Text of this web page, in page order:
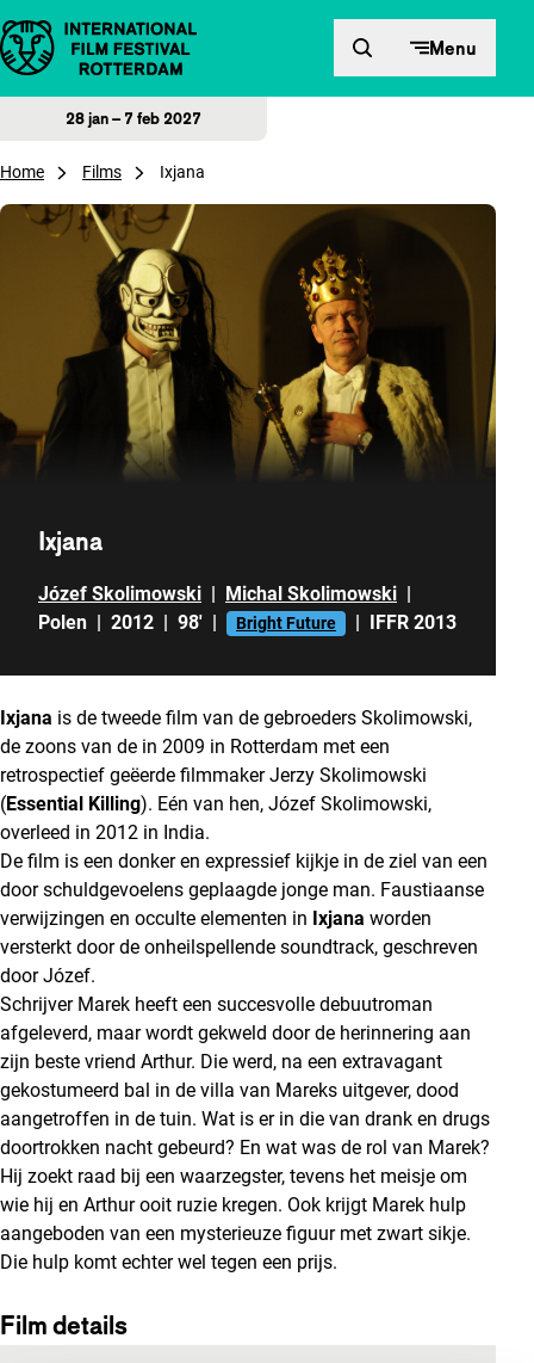
Direct naar inhoud Menu
28 jan – 7 feb 2027
Home Films Ixjana
Ixjana
Józef Skolimowski | Michal Skolimowski |
Polen | 2012 | 98' | Bright Future | IFFR 2013
Ixjana is de tweede film van de gebroeders Skolimowski,
de zoons van de in 2009 in Rotterdam met een
retrospectief geëerde filmmaker Jerzy Skolimowski
(Essential Killing). Eén van hen, Józef Skolimowski,
overleed in 2012 in India.
De film is een donker en expressief kijkje in de ziel van een
door schuldgevoelens geplaagde jonge man. Faustiaanse
verwijzingen en occulte elementen in Ixjana worden
versterkt door de onheilspellende soundtrack, geschreven
door Józef.
Schrijver Marek heeft een succesvolle debuutroman
afgeleverd, maar wordt gekweld door de herinnering aan
zijn beste vriend Arthur. Die werd, na een extravagant
gekostumeerd bal in de villa van Mareks uitgever, dood
aangetroffen in de tuin. Wat is er in die van drank en drugs
doortrokken nacht gebeurd? En wat was de rol van Marek?
Hij zoekt raad bij een waarzegster, tevens het meisje om
wie hij en Arthur ooit ruzie kregen. Ook krijgt Marek hulp
aangeboden van een mysterieuze figuur met zwart sikje.
Die hulp komt echter wel tegen een prijs.
Film details